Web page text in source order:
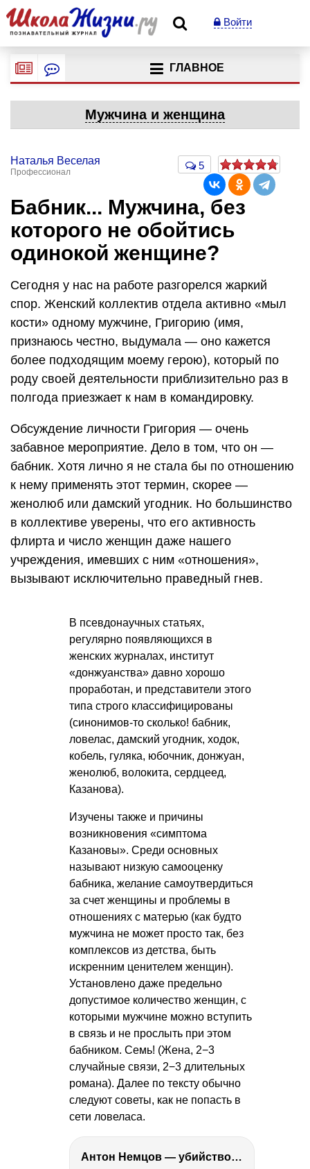
Войти
ГЛАВНОЕ
Мужчина и женщина
Наталья Веселая
Профессионал
5
Бабник... Мужчина, без
которого не обойтись
одинокой женщине?
Сегодня у нас на работе разгорелся жаркий
спор. Женский коллектив отдела активно «мыл
кости» одному мужчине, Григорию (имя,
признаюсь честно, выдумала — оно кажется
более подходящим моему герою), который по
роду своей деятельности приблизительно раз в
полгода приезжает к нам в командировку.
Обсуждение личности Григория — очень
забавное мероприятие. Дело в том, что он —
бабник. Хотя лично я не стала бы по отношению
к нему применять этот термин, скорее —
женолюб или дамский угодник. Но большинство
в коллективе уверены, что его активность
флирта и число женщин даже нашего
учреждения, имевших с ним «отношения»,
вызывают исключительно праведный гнев.
В псевдонаучных статьях,
регулярно появляющихся в
женских журналах, институт
«донжуанства» давно хорошо
проработан, и представители этого
типа строго классифицированы
(синонимов-то сколько! бабник,
ловелас, дамский угодник, ходок,
кобель, гуляка, юбочник, донжуан,
женолюб, волокита, сердцеед,
Казанова).
Изучены также и причины
возникновения «симптома
Казановы». Среди основных
называют низкую самооценку
бабника, желание самоутвердиться
за счет женщины и проблемы в
отношениях с матерью (как будто
мужчина не может просто так, без
комплексов из детства, быть
искренним ценителем женщин).
Установлено даже предельно
допустимое количество женщин, с
которыми мужчине можно вступить
в связь и не прослыть при этом
бабником. Семь! (Жена, 2−3
случайные связи, 2−3 длительных
романа). Далее по тексту обычно
следуют советы, как не попасть в
сети ловеласа.
Антон Немцов — убийство Бориса Немцова, переезд в Дубай, семья и политика